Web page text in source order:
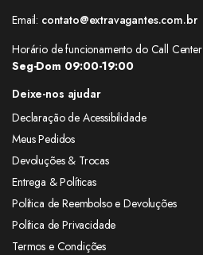
Email: contato@extravagantes.com.br
Horário de funcionamento do Call Center
Seg-Dom 09:00-19:00
Deixe-nos ajudar
Declaração de Acessibilidade
Meus Pedidos
Devoluções & Trocas
Entrega & Políticas
Política de Reembolso e Devoluções
Política de Privacidade
Termos e Condições